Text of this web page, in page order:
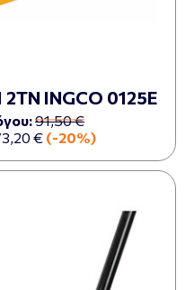
INGCO 0125E
91,50 €
€ (-20%)